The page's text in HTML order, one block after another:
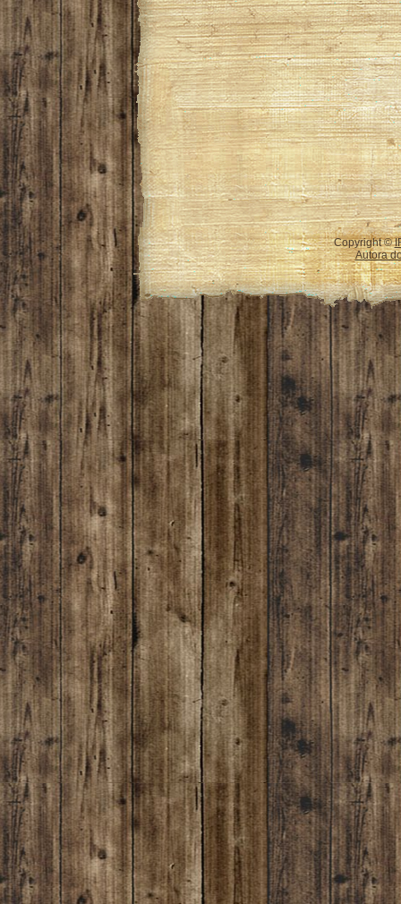
Copyright ©
Autora